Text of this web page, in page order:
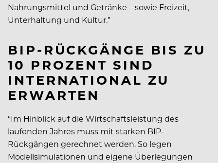
Nahrungsmittel und Getränke – sowie Freizeit,
Unterhaltung und Kultur.”
BIP-RÜCKGÄNGE BIS ZU
10 PROZENT SIND
INTERNATIONAL ZU
ERWARTEN
“Im Hinblick auf die Wirtschaftsleistung des
laufenden Jahres muss mit starken BIP-
Rückgängen gerechnet werden. So legen
Modellsimulationen und eigene Überlegungen